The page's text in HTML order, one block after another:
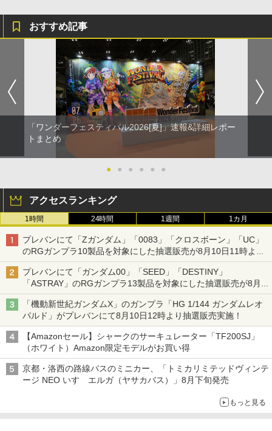
おすすめ記事
「ワンダーフェスティバル2026[夏]」速報&詳細レポー
トまとめ
● ● ● ● ● ●
アクセスランキング
1時間 24時間 1週間 1カ月
プレバンにて「Zガンダム」「0083」「クロスボーン」「UC」
のRGガンプラ10製品を対象にした抽選販売が8月10日11時より
実施！
プレバンにて「ガンダム00」「SEED」「DESTINY」
「ASTRAY」のRGガンプラ13製品を対象にした抽選販売が8月
17日11時より実施！
「機動新世紀ガンダムX」のガンプラ「HG 1/144 ガンダムレオ
パルド」がプレバンにて8月10日12時より抽選販売実施！
【Amazonセール】シャークのサーキュレーター「TF200SJ」
（ホワイト）Amazon限定モデルがお買い得
京都・洛西の路線バスのミニカー、「トミカリミテッドヴィンテ
ージ NEO いすゞエルガ（ヤサカバス）」8月下旬発売
もっと見る